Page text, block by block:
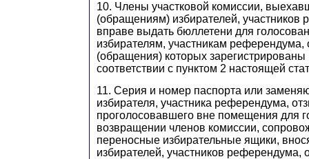
10. Члены участковой комиссии,
(обращениям) избирателей, участников
вправе выдать бюллетени для
избирателям, участникам референдума,
(обращения) которых зарегистрированы
соответствии с пунктом 2 настоящей
11. Серия и номер паспорта или
избирателя, участника референдума,
проголосовавшего вне помещения для
возвращении членов комиссии,
переносные избирательные ящики,
избирателей, участников референдума,